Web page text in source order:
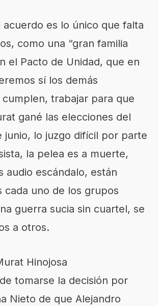
acuerdo es lo único que falta
como una “gran familia
el Pacto de Unidad, que en
sí los demás
trabajar para que
gané las elecciones del
junio, lo juzgo difícil por parte
la pelea es a muerte,
audio escándalo, están
cada uno de los grupos
guerra sucia sin cuartel, se
a otros.
tomarse la decisión por
Nieto de que Alejandro